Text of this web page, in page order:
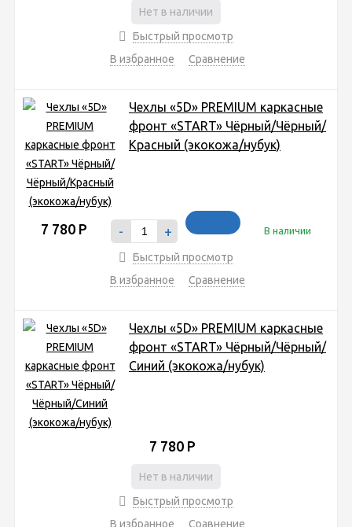
Нет в наличии
Быстрый просмотр
В избранное
Сравнение
Чехлы «5D» PREMIUM каркасные
фронт «START» Чёрный/Чёрный/
Красный (экокожа/нубук)
7 780 Р - + В наличии
Быстрый просмотр
В избранное
Сравнение
Чехлы «5D» PREMIUM каркасные
фронт «START» Чёрный/Чёрный/
Синий (экокожа/нубук)
7 780 Р
Нет в наличии
Быстрый просмотр
В избранное
Сравнение